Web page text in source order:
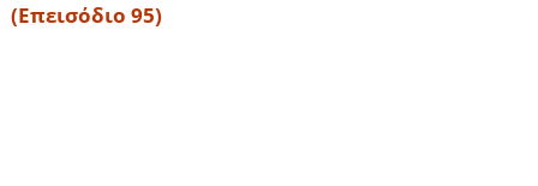
(Επεισόδιο 95)